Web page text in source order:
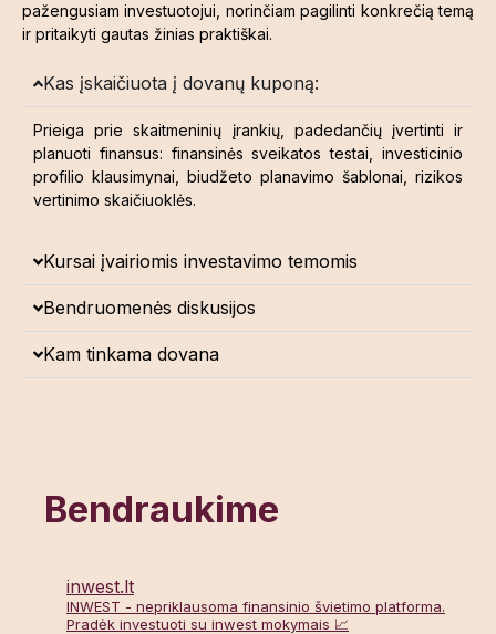
pažengusiam investuotojui, norinčiam pagilinti konkrečią temą
ir pritaikyti gautas žinias praktiškai.
Kas įskaičiuota į dovanų kuponą:
Prieiga prie skaitmeninių įrankių, padedančių įvertinti ir
planuoti finansus: finansinės sveikatos testai, investicinio
profilio klausimynai, biudžeto planavimo šablonai, rizikos
vertinimo skaičiuoklės.
Kursai įvairiomis investavimo temomis
Bendruomenės diskusijos
Kam tinkama dovana
Bendraukime
inwest.lt
INWEST - nepriklausoma finansinio švietimo platforma.
Pradėk investuoti su inwest mokymais 📈